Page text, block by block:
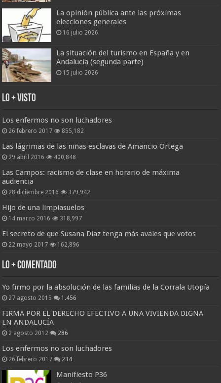
La opinión pública ante las próximas
elecciones generales
16 julio 2026
La situación del turismo en España y en
Andalucía (segunda parte)
15 julio 2026
Lo + Visto
Los enfermos no son luchadores
26 febrero 2017 855,182
Las lágrimas de las niñas esclavas de Amancio Ortega
29 abril 2016 400,848
Las Campos: racismo de clase en horario de máxima
audiencia
28 diciembre 2016 379,942
Hijo de una limpiasuelos
14 marzo 2016 318,997
El secreto de que Susana Díaz tenga más avales que votos
22 mayo 2017 162,896
Lo + Comentado
Yo firmo por la absolución de las familias de la Corrala Utopía
27 agosto 2015 1.456
FIRMA POR EL DERECHO EFECTIVO A UNA VIVIENDA DIGNA
EN ANDALUCÍA
2 agosto 2012 286
Los enfermos no son luchadores
26 febrero 2017 234
Manifiesto P36